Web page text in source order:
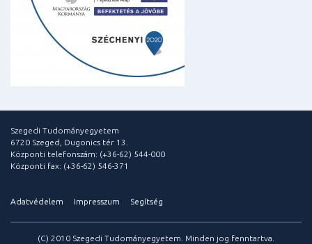
Szegedi Tudományegyetem
6720 Szeged, Dugonics tér 13.
Központi telefonszám: (+36-62) 544-000
Központi fax: (+36-62) 546-371
Adatvédelem Impresszum Segítség
(C) 2010 Szegedi Tudományegyetem. Minden jog fenntartva.